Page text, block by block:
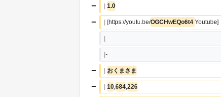
− | 1.0
− | [https://youtu.be/OGCHwEQo6t4 Youtube]
|
|-
− | おくまさま
− | 10 ,684 ,226